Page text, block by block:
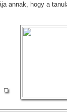
annak, hogy a